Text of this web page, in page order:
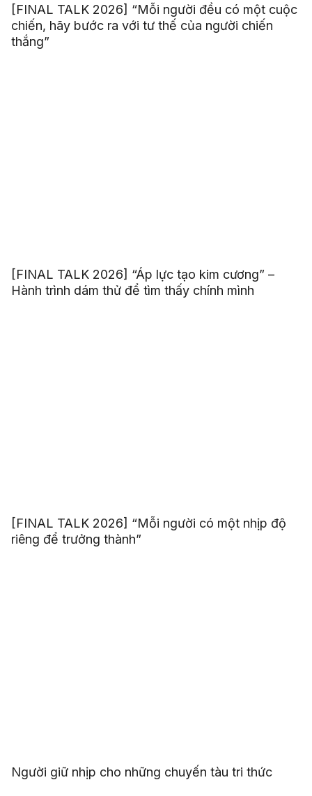
[FINAL TALK 2026] “Mỗi người đều có một cuộc
chiến, hãy bước ra với tư thế của người chiến
thắng”
[FINAL TALK 2026] “Áp lực tạo kim cương” –
Hành trình dám thử để tìm thấy chính mình
[FINAL TALK 2026] “Mỗi người có một nhịp độ
riêng để trưởng thành”
Người giữ nhịp cho những chuyến tàu tri thức